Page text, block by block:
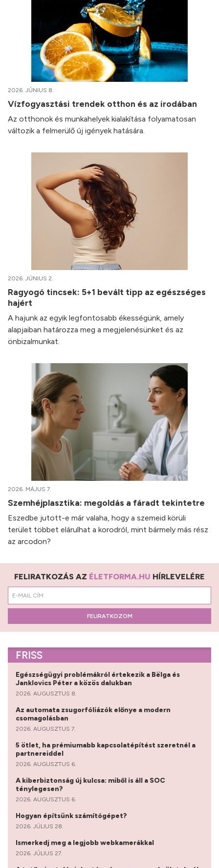
2026. JÚNIUS 8.
Vízfogyasztási trendek otthon és az irodában
Az otthonok és munkahelyek kialakítása folyamatosan
változik a felmerülő új igények hatására.
2026. JÚNIUS 2.
Ragyogó tincsek: 5+1 bevált tipp az egészséges
hajért
A hajunk az egyik legfontosabb ékességünk, amely
alapjaiban határozza meg a megjelenésünket és az
önbizalmunkat.
2026. MÁJUS 7.
Szemhéjplasztika: megoldás a fáradt tekintetre
Eszedbe jutott-e már valaha, hogy a szemeid körüli
terület többet elárulhat a korodról, mint bármely más rész
az arcodon?
FELIRATKOZÁS AZ ÉLETFORMA.HU HÍRLEVELÉRE
FELIRATKOZOM
FRISS
Egészségügyi problémákról értekezik a Bëlga és
Janklovics Péter a közös dalukban
2026. AUGUSZTUS 8.
Az automata zsugorfóliázók előnye a modern
csomagolásban
2026. AUGUSZTUS 7.
5 ötlet, ha prémiumabb kapcsolatépítést szeretnél a
partnereiddel
2026. AUGUSZTUS 6.
A kiberbiztonság új kulcsa: miből is áll a SOC
ténylegesen?
2026. AUGUSZTUS 6.
Hogyan építsünk számítógépet?
2026. JÚLIUS 28.
Ismerkedj meg a legjobb webkamerákkal
2026. JÚLIUS 27.